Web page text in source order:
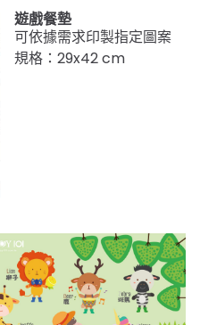
遊戲餐墊
可依據需求印製指定圖案
規格：29x42 cm